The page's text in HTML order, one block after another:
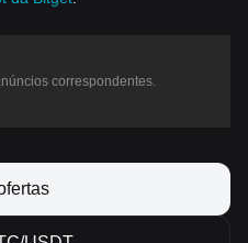
correspondentes.